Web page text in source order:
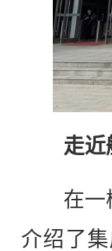
走近
在一楼
介绍了